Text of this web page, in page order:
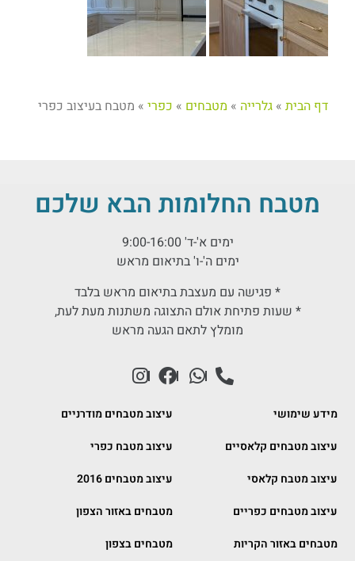
דף הבית » גלרייה » מטבחים » כפרי » מטבח בעיצוב כפרי
מטבח החלומות הבא שלכם
ימים א'-ד' 9:00-16:00
ימים ה'-ו' בתיאום מראש
* פגישה עם מעצבת בתיאום מראש בלבד
* שעות פתיחת אולם התצוגה משתנות מעת לעת,
מומלץ לתאם הגעה מראש
מידע שימושי
עיצוב מטבחים מודרניים
עיצוב מטבחים קלאסיים
עיצוב מטבח כפרי
עיצוב מטבח קלאסי
עיצוב מטבחים 2016
עיצוב מטבחים כפריים
מטבחים באזור הצפון
מטבחים באזור הקריות
מטבחים בצפון